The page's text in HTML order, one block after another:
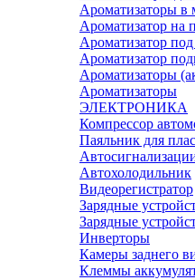
Ароматизаторы в
Ароматизатор на
Ароматизатор
Ароматизатор
Ароматизаторы
Ароматизаторы
ЭЛЕКТРОНИКА
Компрессор
Паяльник для
Автохолодильник
Видеорегистратор
Зарядные
Зарядные
Инверторы
Камеры заднего
Клеммы